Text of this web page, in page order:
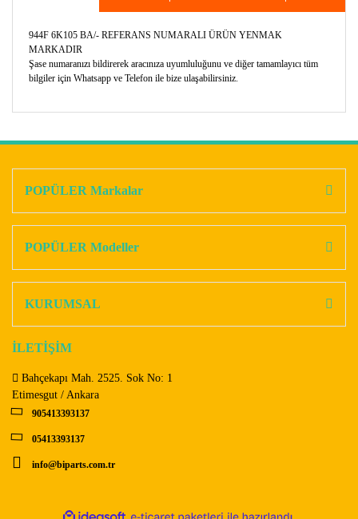
944F 6K105 BA/- REFERANS NUMARALI ÜRÜN YENMAK
MARKADIR
Şase numaranızı bildirerek aracınıza uyumluluğunu ve diğer tamamlayıcı tüm
bilgiler için Whatsapp ve Telefon ile bize ulaşabilirsiniz.
Ürün açıklamasında eksik bilgiler bulunuyor.
Bu ürüne benzer farklı alternatifler olmalı.
POPÜLER Markalar
POPÜLER Modeller
KURUMSAL
İLETİŞİM
Bahçekapı Mah. 2525. Sok No: 1
Etimesgut / Ankara
905413393137
05413393137
info@biparts.com.tr